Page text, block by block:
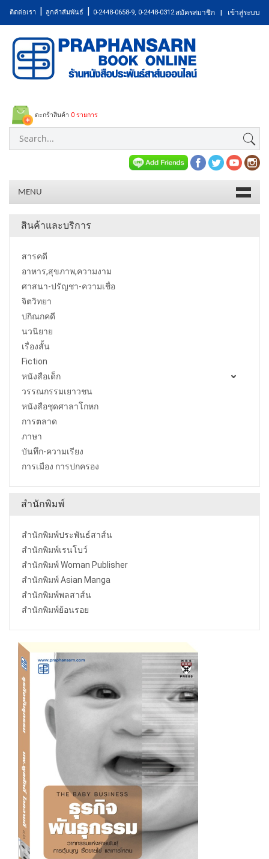
ติดต่อเรา | ลูกค้าสัมพันธ์ | 0-2448-0658-9, 0-2448-0312สมัครสมาชิก | เข้าสู่ระบบ
ตะกร้าสินค้า 0 รายการ
MENU
สินค้าและบริการ
สารคดี
อาหาร,สุขภาพ,ความงาม
ศาสนา-ปรัญชา-ความเชื่อ
จิตวิทยา
ปกิณกคดี
นวนิยาย
เรื่องสั้น
Fiction
หนังสือเด็ก
วรรณกรรมเยาวชน
หนังสือชุดศาลาโกหก
การตลาด
ภาษา
บันทึก-ความเรียง
การเมือง การปกครอง
สำนักพิมพ์
สำนักพิมพ์ประพันธ์สาส์น
สำนักพิมพ์เรนโบว์
สำนักพิมพ์ Woman Publisher
สำนักพิมพ์ Asian Manga
สำนักพิมพ์พลสาส์น
สำนักพิมพ์ย้อนรอย